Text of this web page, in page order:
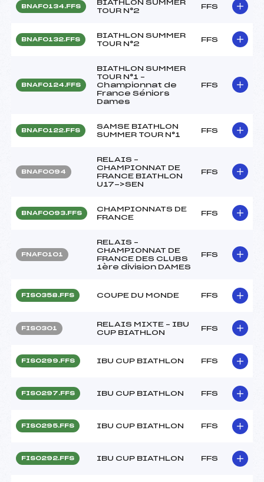
BNAF0134.FFS
BIATHLON SUMMER
TOUR N°2
FFS
BNAF0132.FFS
BIATHLON SUMMER
TOUR N°2
FFS
BNAF0124.FFS
BIATHLON SUMMER
TOUR N°1 –
Championnat de
France Séniors
Dames
FFS
BNAF0122.FFS
SAMSE BIATHLON
SUMMER TOUR N°1
FFS
BNAF0094
RELAIS –
CHAMPIONNAT DE
FRANCE BIATHLON
U17->SEN
FFS
BNAF0093.FFS
CHAMPIONNATS DE
FRANCE
FFS
FNAF0101
RELAIS –
CHAMPIONNAT DE
FRANCE DES CLUBS
1ère division DAMES
FFS
FIS0358.FFS COUPE DU MONDE FFS
FIS0301
RELAIS MIXTE – IBU
CUP BIATHLON
FFS
FIS0299.FFS IBU CUP BIATHLON FFS
FIS0297.FFS IBU CUP BIATHLON FFS
FIS0295.FFS IBU CUP BIATHLON FFS
FIS0292.FFS IBU CUP BIATHLON FFS